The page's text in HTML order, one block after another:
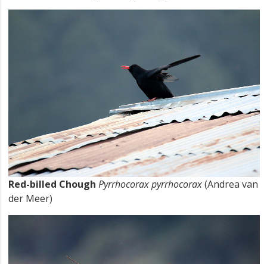
Red-billed Chough Pyrrhocorax pyrrhocorax(Andrea van
der Meer)